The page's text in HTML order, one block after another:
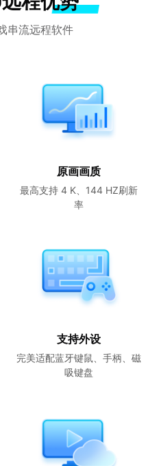
串流远程软件
原画画质
最高支持 4 K、144 HZ刷新
率
支持外设
完美适配蓝牙键鼠、手柄、磁
吸键盘